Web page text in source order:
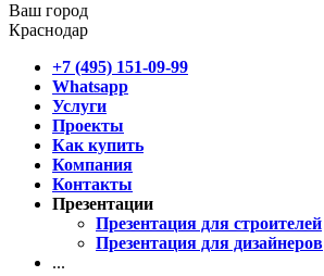
Ваш город
Краснодар
+7 (495) 151-09-99
Whatsapp
Услуги
Проекты
Как купить
Компания
Контакты
Презентации
Презентация для строителей
Презентация для дизайнеров
...